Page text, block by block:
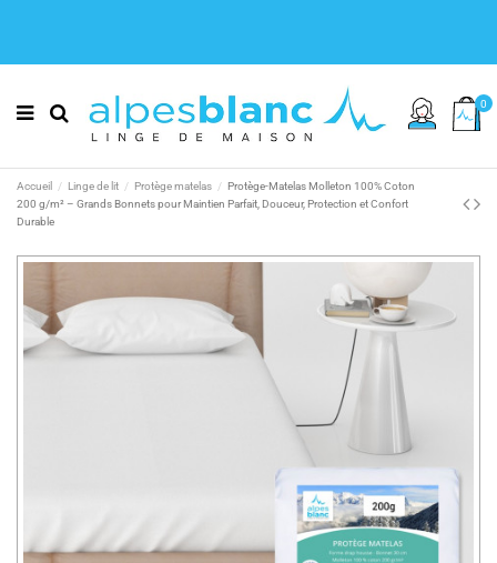
0
Accueil Linge de lit Protège matelas
Protège-Matelas Molleton 100% Coton
200 g/m² – Grands Bonnets pour Maintien Parfait, Douceur, Protection et Confort
Durable